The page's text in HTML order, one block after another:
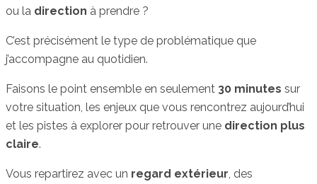
ou la direction à prendre ?
C’est précisément le type de problématique que
j’accompagne au quotidien.
Faisons le point ensemble en seulement 30 minutes sur
votre situation, les enjeux que vous rencontrez aujourd’hui
et les pistes à explorer pour retrouver une direction plus
claire.
Vous repartirez avec un regard extérieur , des